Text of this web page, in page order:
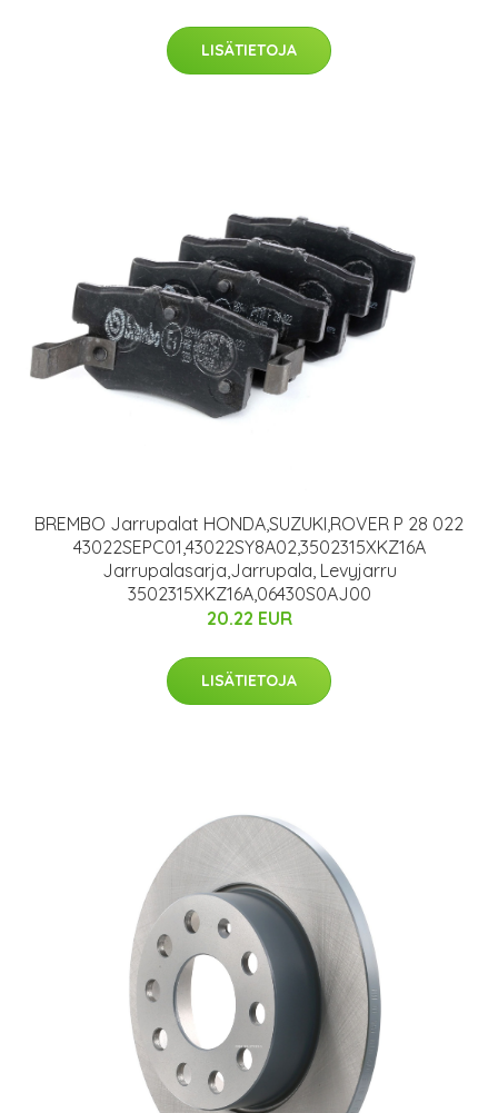
LISÄTIETOJA
BREMBO Jarrupalat HONDA,SUZUKI,ROVER P 28 022
43022SEPC01,43022SY8A02,3502315XKZ16A
Jarrupalasarja,Jarrupala, Levyjarru
3502315XKZ16A,06430S0AJ00
20.22 EUR
LISÄTIETOJA